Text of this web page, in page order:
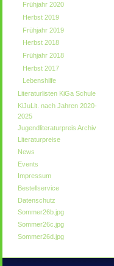
Frühjahr 2020
Herbst 2019
Frühjahr 2019
Herbst 2018
Frühjahr 2018
Herbst 2017
Lebenshilfe
Literaturlisten KiGa Schule
KiJuLit. nach Jahren 2020-
2025
Jugendliteraturpreis Archiv
Literaturpreise
News
Events
Impressum
Bestellservice
Datenschutz
Sommer26b.jpg
Sommer26c.jpg
Sommer26d.jpg